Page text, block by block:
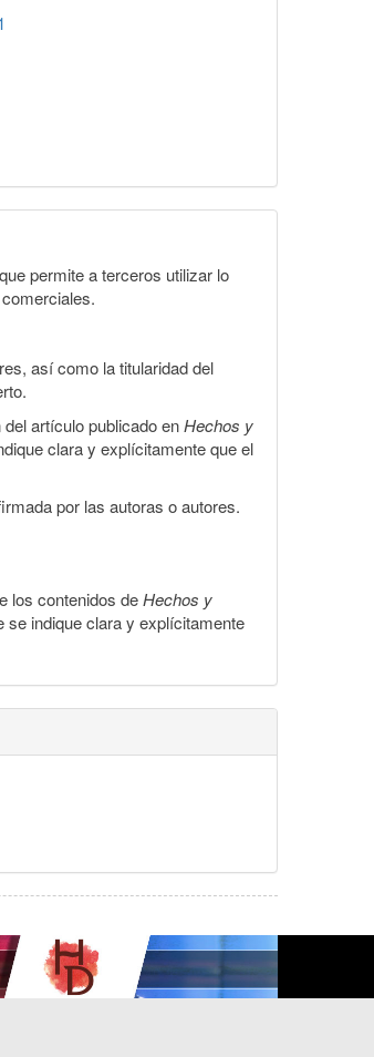
permite a terceros utilizar lo
así como la titularidad del
artículo publicado enHechos y
clara y explícitamente que el
por las autoras o autores.
los contenidos deHechos y
se indique clara y explícitamente